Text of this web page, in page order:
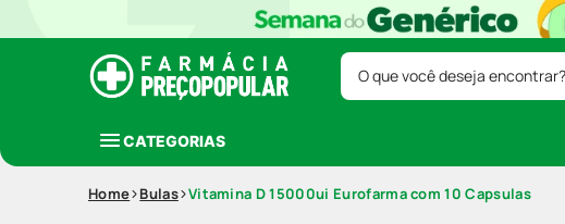
O que você deseja encontrar?
CATEGORIAS
Home Bulas Vitamina D 15000ui Eurofarma com 10 Capsulas